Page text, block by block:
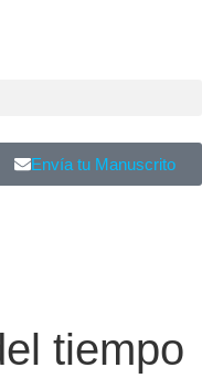
Envía tu Manuscrito
tiempo